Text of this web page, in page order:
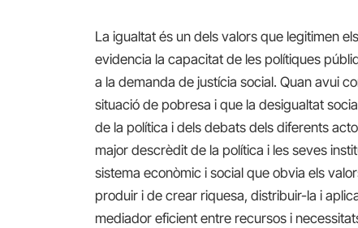
La igualtat és un dels valors que legitimen
evidencia la capacitat de les polítiques
a la demanda de justícia social. Quan avui
situació de pobresa i que la desigualtat
de la política i dels debats dels diferents
major descrèdit de la política i les seves
sistema econòmic i social que obvia els
produir i de crear riquesa, distribuir-la i
mediador eficient entre recursos i